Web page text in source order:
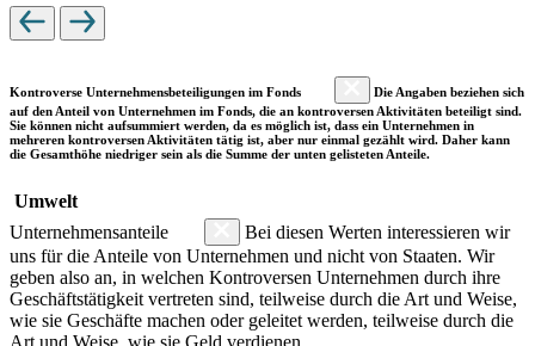
Kontroverse Unternehmensbeteiligungen im Fonds
Die Angaben beziehen sich
auf den Anteil von Unternehmen im Fonds, die an kontroversen Aktivitäten beteiligt sind.
Sie können nicht aufsummiert werden, da es möglich ist, dass ein Unternehmen in
mehreren kontroversen Aktivitäten tätig ist, aber nur einmal gezählt wird. Daher kann
die Gesamthöhe niedriger sein als die Summe der unten gelisteten Anteile.
Umwelt
Unternehmensanteile
Bei diesen Werten interessieren wir
uns für die Anteile von Unternehmen und nicht von Staaten. Wir
geben also an, in welchen Kontroversen Unternehmen durch ihre
Geschäftstätigkeit vertreten sind, teilweise durch die Art und Weise,
wie sie Geschäfte machen oder geleitet werden, teilweise durch die
Art und Weise, wie sie Geld verdienen.